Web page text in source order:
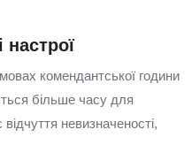
настрої
комендантської години
більше часу для
невизначеності,